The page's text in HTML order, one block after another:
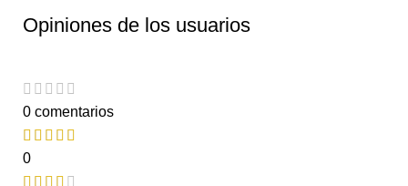
Opiniones de los usuarios
0 comentarios
0